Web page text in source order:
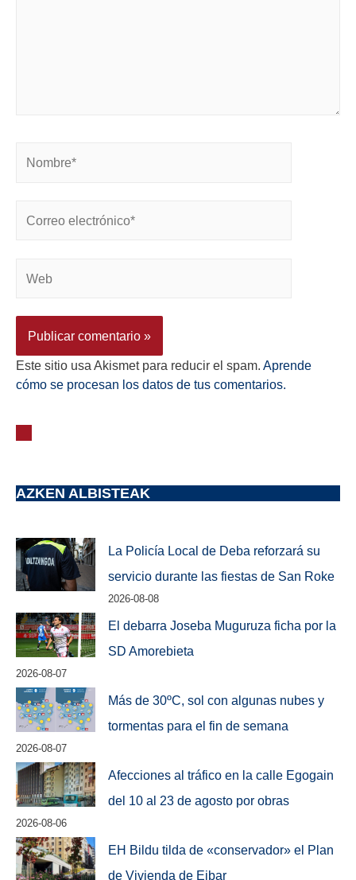
Este sitio usa Akismet para reducir el spam. Aprende
cómo se procesan los datos de tus comentarios.
AZKEN ALBISTEAK
La Policía Local de Deba reforzará su
servicio durante las fiestas de San Roke
2026-08-08
El debarra Joseba Muguruza ficha por la
SD Amorebieta
2026-08-07
Más de 30ºC, sol con algunas nubes y
tormentas para el fin de semana
2026-08-07
Afecciones al tráfico en la calle Egogain
del 10 al 23 de agosto por obras
2026-08-06
EH Bildu tilda de «conservador» el Plan
de Vivienda de Eibar